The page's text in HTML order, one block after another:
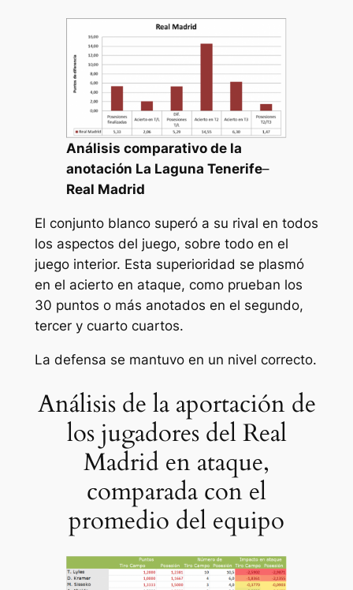
Análisis comparativo de la
anotación La Laguna Tenerife–
Real Madrid
El conjunto blanco superó a su rival en todos
los aspectos del juego, sobre todo en el
juego interior. Esta superioridad se plasmó
en el acierto en ataque, como prueban los
30 puntos o más anotados en el segundo,
tercer y cuarto cuartos.
La defensa se mantuvo en un nivel correcto.
Análisis de la aportación de
los jugadores del Real
Madrid en ataque,
comparada con el
promedio del equipo